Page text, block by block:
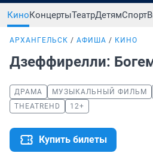
КиноКонцертыТеатрДетямСпорт
АРХАНГЕЛЬСК АФИША КИНО
Дзеффирелли:
ДРАМА МУЗЫКАЛЬНЫЙ ФИЛЬМ
THEATREHD
12+
Купить билеты